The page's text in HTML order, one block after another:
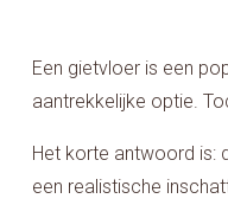
Een gietvloer is een
aantrekkelijke optie.
Het korte antwoord is:
een realistische